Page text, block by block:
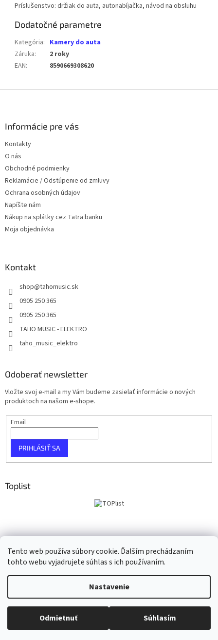
Tento web používa súbory cookie. Ďalším prechádzaním
tohto webu vyjadrujete súhlas s ich používaním.
Nastavenie
Odmietnuť Súhlasím
Príslušenstvo: držiak do auta, autonabíjačka, návod na obsluhu
Dodatočné parametre
Kategória: Kamery do auta
Záruka:
2 roky
EAN: 8590669308620
Informácie pre vás
Kontakty
O nás
Obchodné podmienky
Reklamácie / Odstúpenie od zmluvy
Ochrana osobných údajov
Napíšte nám
Nákup na splátky cez Tatra banku
Moja objednávka
Kontakt
shop@tahomusic.sk
0905 250 365
0905 250 365
TAHO MUSIC - ELEKTRO
taho_music_elektro
Odoberať newsletter
Vložte svoj e-mail a my Vám budeme zasielať informácie o nových
produktoch na našom e-shope.
Email
PRIHLÁSIŤ SA
Toplist
Copyright 2026Taho Music. Všetky práva vyhradené.Upraviť